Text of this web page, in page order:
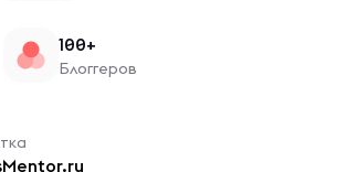
100+
Блоггеров